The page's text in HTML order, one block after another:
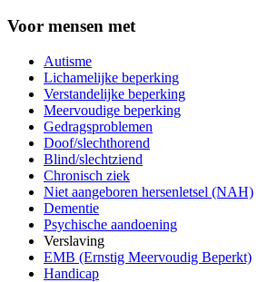
Voor mensen met
Autisme
Lichamelijke beperking
Verstandelijke beperking
Meervoudige beperking
Gedragsproblemen
Doof/slechthorend
Blind/slechtziend
Chronisch ziek
Niet aangeboren hersenletsel (NAH)
Dementie
Psychische aandoening
Verslaving
EMB (Ernstig Meervoudig Beperkt)
Handicap